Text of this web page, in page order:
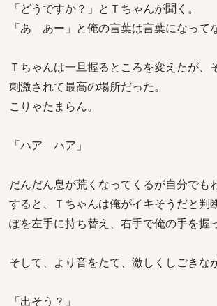
「どうですか？」とＴちゃんが聞く。
「あ あー」と俺の言葉は言葉になって
Ｔちゃんは一旦握るところを変えたが、
刺激されて最高の場所だった。
こりゃたまらん。
「ハア ハア」
だんだん息が荒くなってくるが自分でも
すると、Ｔちゃんは俺がイキそうだと
ぽを左手に持ち替え、右手で俺の手を握
そして、より音をたて、激しくしごきな
「出そう？」